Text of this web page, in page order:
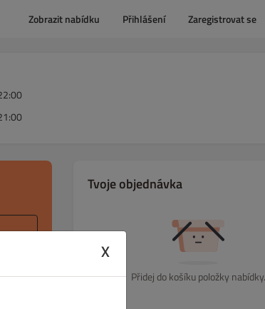
Zobrazit nabídku Přihlášení Zaregistrovat se
Tvoje objednávka
Přidej do košíku položky nabídky.
X